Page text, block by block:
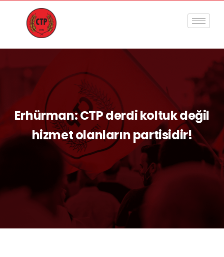
Erhürman: CTP derdi koltuk değil
hizmet olanların partisidir!